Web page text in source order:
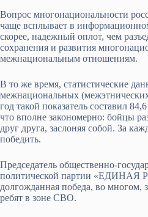
Вопрос многонациональности
чаще всплывает в
скорее, надежный оплот, чем
сохранения и развития
межнациональным отношениям.
В то же время, статистические
межнациональных
год такой показатель составил
что вполне закономерно: бойцы
друг друга, заслоняя собой. За
победить.
Председатель общественно-
политической партии «ЕДИНАЯ
долгожданная победа, во многом,
ребят в зоне СВО.